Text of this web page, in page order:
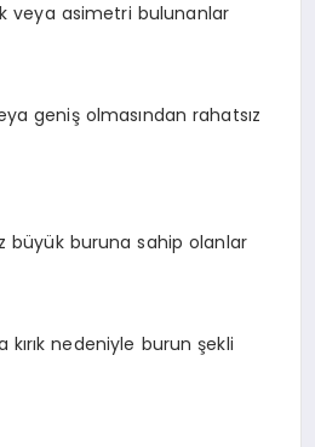
veya asimetri bulunanlar
geniş olmasından rahatsız
büyük buruna sahip olanlar
nedeniyle burun şekli